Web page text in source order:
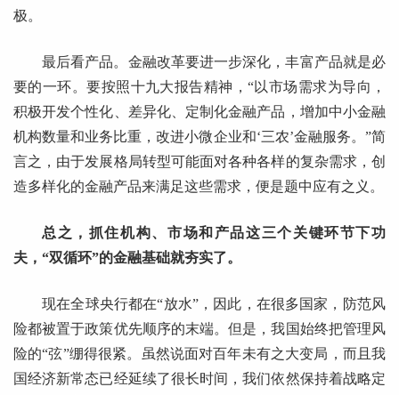
极。
最后看产品。金融改革要进一步深化，丰富产品就是必
要的一环。要按照十九大报告精神，“以市场需求为导向，
积极开发个性化、差异化、定制化金融产品，增加中小金融
机构数量和业务比重，改进小微企业和‘三农’金融服务。”简
言之，由于发展格局转型可能面对各种各样的复杂需求，创
造多样化的金融产品来满足这些需求，便是题中应有之义。
总之，抓住机构、市场和产品这三个关键环节下功
夫，“双循环”的金融基础就夯实了。
现在全球央行都在“放水”，因此，在很多国家，防范风
险都被置于政策优先顺序的末端。但是，我国始终把管理风
险的“弦”绷得很紧。虽然说面对百年未有之大变局，而且我
国经济新常态已经延续了很长时间，我们依然保持着战略定